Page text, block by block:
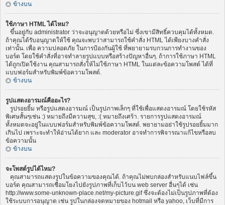
ข้างบน
ใช้ภาษา HTML ได้ไหม?
ขึ้นอยู่กับ administrator ว่าจะอนุญาตด้วยหรือไม่ ซึ่งเขามีสิทธิ์ควบคุมได้ทั้งหมด.
ถ้าคุณได้รับอนุญาตให้ใช้ คุณจะพบว่าสามารถใช้คำสั่ง HTML ได้เพียงบางคำสั่ง
เท่านั้น. เพื่อ ความปลอดภัย ในการป้องกันผู้ใช้ ที่พยายามรบกวนการทำงานของ
บอร์ด โดยใช้คำสั่งที่อาจทำลายรูปแบบหรือสร้างปัญหาอื่นๆ. ถ้าการใช้ภาษา HTML
ได้ถูกเปิดใช้งาน คุณสามารถสั่งให้ไม่ใช้ภาษา HTML ในแต่ละข้อความโพสต์ ได้ที่
แบบฟอร์มสำหรับพิมพ์ข้อความโพสต์.
ข้างบน
รูปแสดงอารมณ์คืออะไร?
รูปรอยยิ้ม หรือรูปแสดงอารมณ์ เป็นรูปภาพเล็กๆ ที่ใช้เพื่อแสดงอารมณ์ โดยใช้รหัส
พิเศษสั้นๆเช่น :) หมายถึงมีความสุข, :( หมายถึงเศร้า. รายการรูปแสดงอารมณ์
ทั้งหมดจะอยู่ในแบบฟอร์มสำหรับพิมพ์ข้อความโพสต์. พยายามอย่าใช้รูปรอยยิ้มมาก
เกินไป เพราะจะทำให้อ่านได้ยาก และ moderator อาจทำการพิจารณาแก้ไขหรือลบ
ข้อความนั้น
ข้างบน
จะโพสต์รูปได้ไหม?
คุณสามารถแสดงรูปในข้อความของคุณได้. ถ้าคุณไม่พบกล่องสำหรับแนบไฟล์ขึ้น
บอร์ด คุณสามารถเชื่อมโยงไปยังรูปภาพที่เก็บไว้บน web server อื่นๆได้ เช่น
http://www.some-unknown-place.net/my-picture.gif ซึ่งจะต้องไม่เป็นรูปภาพที่ต้อง
ใช้ระบบการอนุญาต เช่น รูปในกล่องจดหมายของ hotmail หรือ yahoo, เว็บที่มีการ